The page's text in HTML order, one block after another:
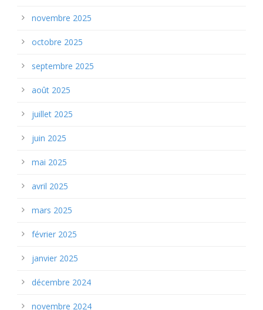
novembre 2025
octobre 2025
septembre 2025
août 2025
juillet 2025
juin 2025
mai 2025
avril 2025
mars 2025
février 2025
janvier 2025
décembre 2024
novembre 2024